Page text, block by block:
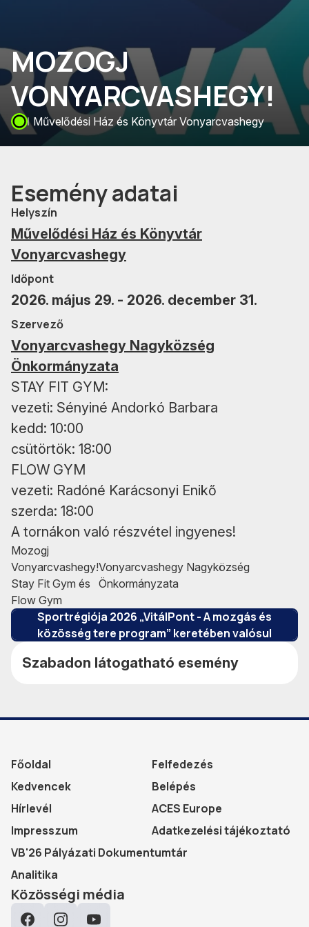
MOZOGJ
VONYARCVASHEGY!
Művelődési Ház és Könyvtár Vonyarcvashegy
Esemény adatai
Helyszín
Művelődési Ház és Könyvtár
Vonyarcvashegy
Időpont
2026. május 29. - 2026. december 31.
Szervező
Vonyarcvashegy Nagyközség
Önkormányzata
STAY FIT GYM:
vezeti: Sényiné Andorkó Barbara
kedd: 10:00
csütörtök: 18:00
FLOW GYM
vezeti: Radóné Karácsonyi Enikő
szerda: 18:00
A tornákon való részvétel ingyenes!
Mozogj
Vonyarcvashegy!
Stay Fit Gym és
Flow Gym
Vonyarcvashegy Nagyközség
Önkormányzata
A projekt a Veszprém-Balaton Európa
Sportrégiója 2026 „VitálPont - A mozgás és
közösség tere program” keretében valósul
Szabadon látogatható esemény
Főoldal
Felfedezés
Kedvencek
Belépés
Hírlevél
ACES Europe
Impresszum
Adatkezelési tájékoztató
VB'26 Pályázati Dokumentumtár
Analitika
Közösségi média